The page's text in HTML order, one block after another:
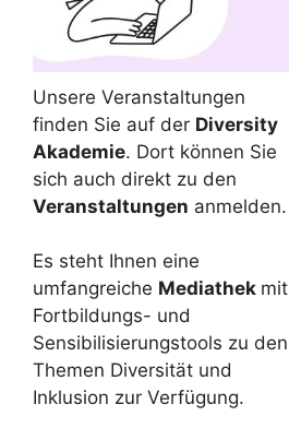
Unsere Veranstaltungen
finden Sie auf der Diversity
Akademie. Dort können Sie
sich auch direkt zu den
Veranstaltungen anmelden.
Es steht Ihnen eine
umfangreiche Mediathek mit
Fortbildungs- und
Sensibilisierungstools zu den
Themen Diversität und
Inklusion zur Verfügung.